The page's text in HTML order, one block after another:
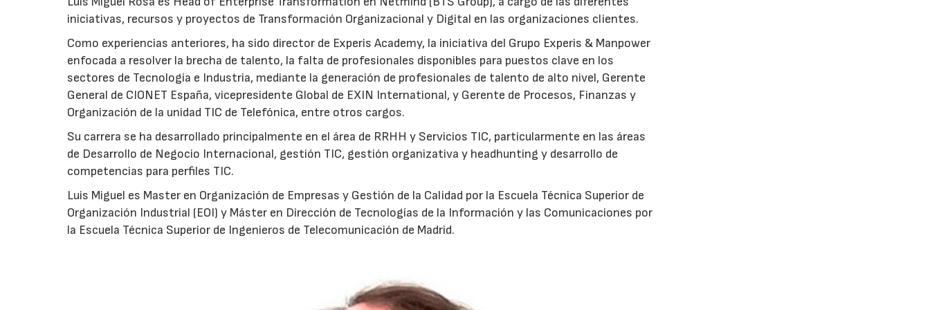
iniciativas, recursos y proyectos de Transformación Organizacional y Digital en las organizaciones clientes.
Como experiencias anteriores, ha sido director de Experis Academy, la iniciativa del Grupo Experis & Manpower
enfocada a resolver la brecha de talento, la falta de profesionales disponibles para puestos clave en los
sectores de Tecnología e Industria, mediante la generación de profesionales de talento de alto nivel, Gerente
General de CIONET España, vicepresidente Global de EXIN International, y Gerente de Procesos, Finanzas y
Organización de la unidad TIC de Telefónica, entre otros cargos.
Su carrera se ha desarrollado principalmente en el área de RRHH y Servicios TIC, particularmente en las áreas
de Desarrollo de Negocio Internacional, gestión TIC, gestión organizativa y headhunting y desarrollo de
competencias para perfiles TIC.
Luis Miguel es Master en Organización de Empresas y Gestión de la Calidad por la Escuela Técnica Superior de
Organización Industrial (EOI) y Máster en Dirección de Tecnologías de la Información y las Comunicaciones por
la Escuela Técnica Superior de Ingenieros de Telecomunicación de Madrid.